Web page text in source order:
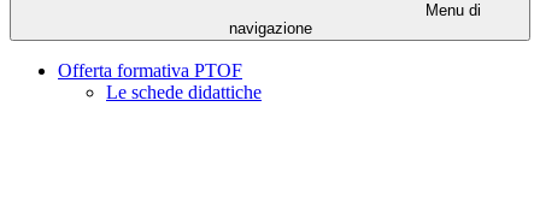
Menu di
navigazione
Offerta formativa PTOF
Le schede didattiche